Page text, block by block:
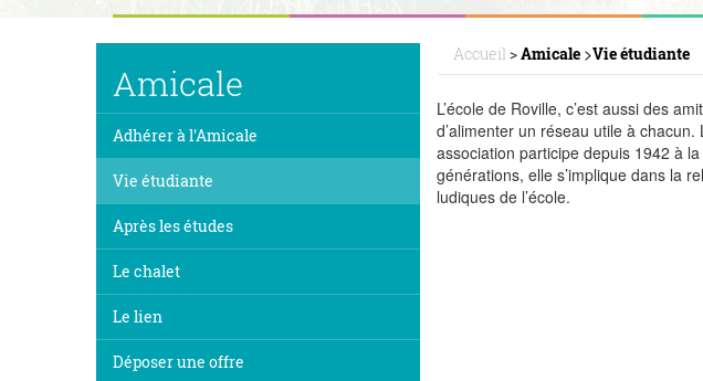
Amicale
Adhérer à l'Amicale
Vie étudiante
Après les études
Le chalet
Le lien
Déposer une offre
Accueil>Amicale >Vie étudiante
L’école de Roville, c’est aussi des
d’alimenter un réseau utile à
association participe depuis 1942 à
générations, elle s’implique dans la
ludiques de l’école.